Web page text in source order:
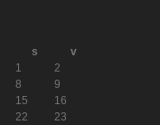
s
v
1
2
8
9
15
16
22
23